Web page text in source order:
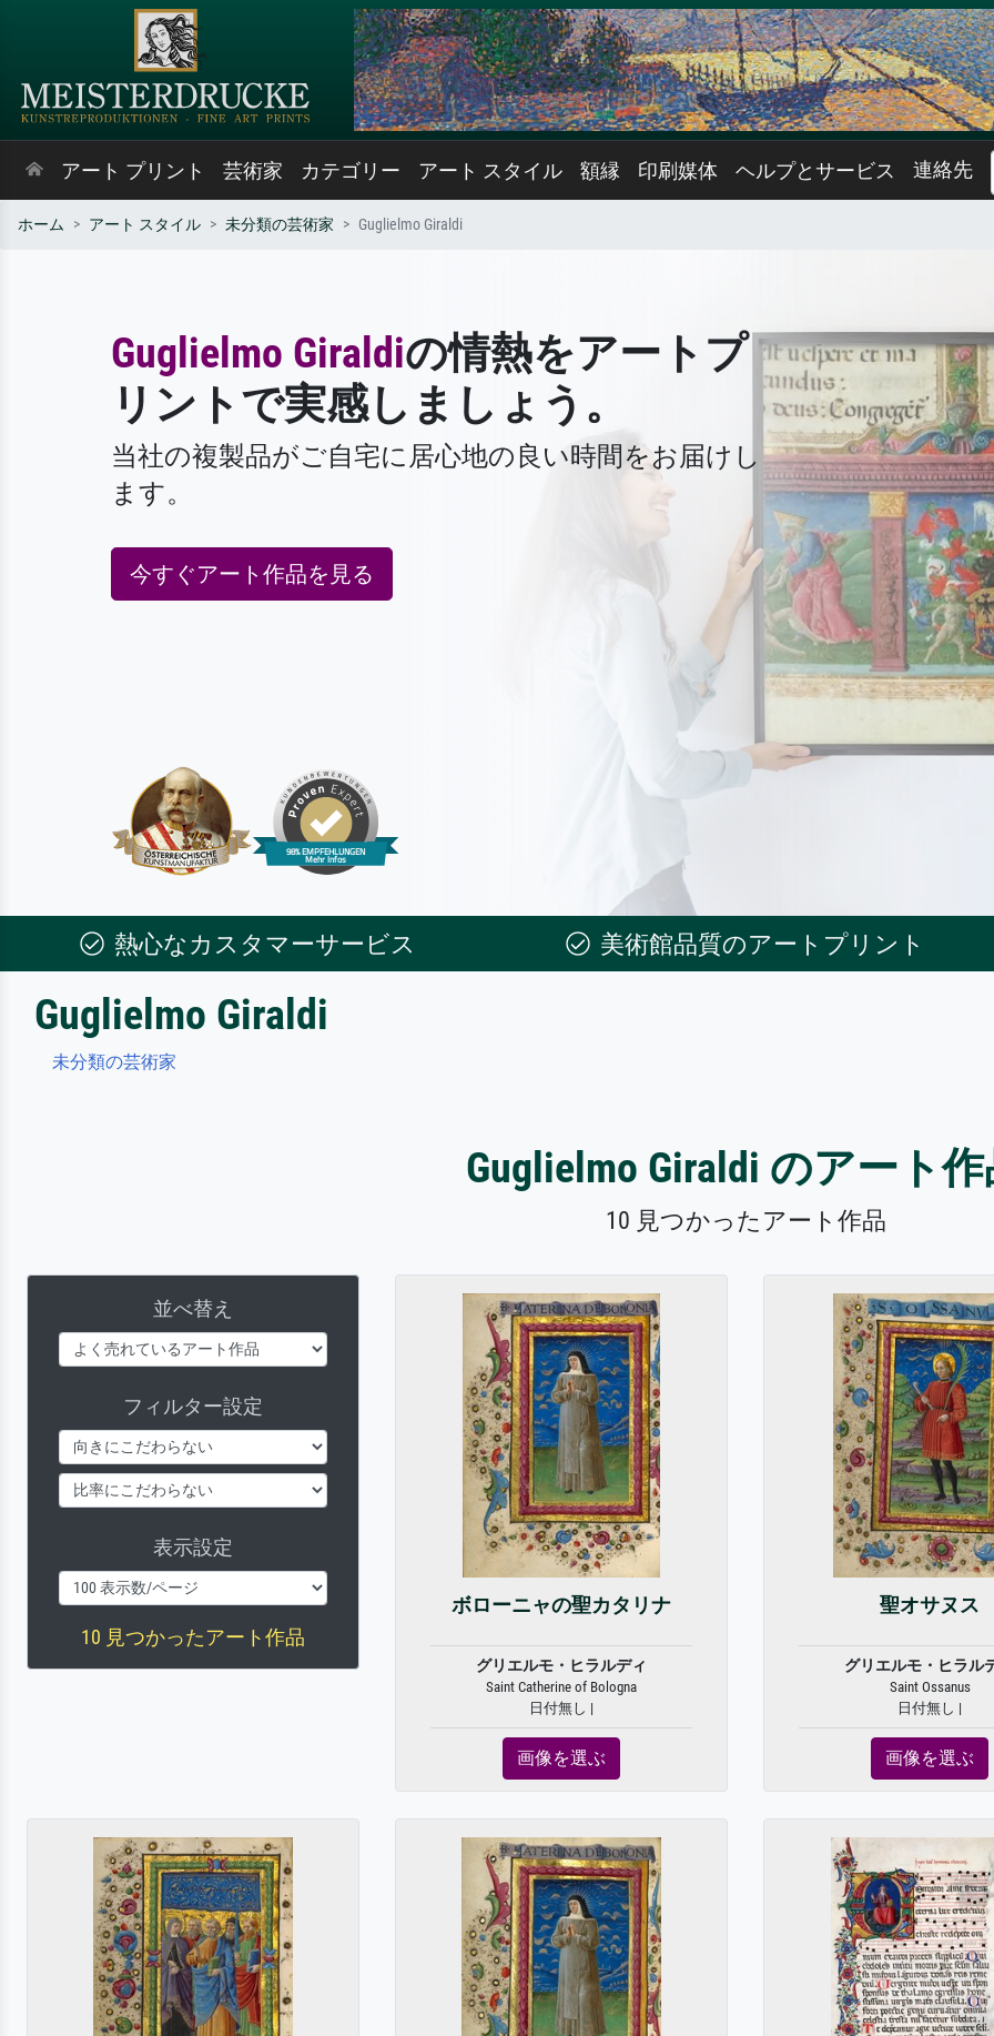
アート プリント 芸術家 カテゴリー アート スタイル 額縁 印刷媒体 ヘルプとサービス 連絡先
ホーム アート スタイル 未分類の芸術家 Guglielmo Giraldi
Guglielmo Giraldiの情熱をアートプ
リントで実感しましょう。
当社の複製品がご自宅に居心地の良い時間をお届けし
ます。
今すぐアート作品を見る
熱心なカスタマーサービス 美術館品質のアートプリント
Guglielmo Giraldi
未分類の芸術家
Guglielmo Giraldi のアート
10 見つかったアート作品
並べ替え
フィルター設定
表示設定
10 見つかったアート作品
ボローニャの聖カタリナ
グリエルモ・ヒラルディ
Saint Catherine of Bologna
日付無し |
画像を選ぶ
聖オサヌス
グリエルモ・ヒラル
Saint Ossanus
日付無し |
画像を選ぶ